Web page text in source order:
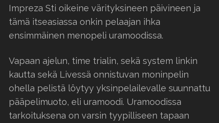
Impreza Sti oikeine värityksineen päivineen ja
tämä itseasiassa onkin pelaajan ihka
ensimmäinen menopeli uramoodissa.
Vapaan ajelun, time trialin, sekä system linkin
kautta sekä Livessä onnistuvan moninpelin
ohella pelistä löytyy yksinpelailevalle suunnattu
pääpelimuoto, eli uramoodi. Uramoodissa
tarkoituksena on varsin tyypilliseen tapaan